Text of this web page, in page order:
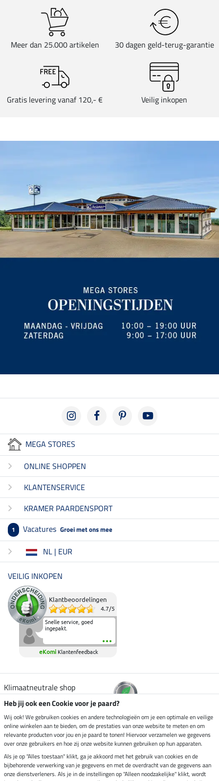
Meer dan 25.000 artikelen 30 dagen geld-terug-garantie
Gratis levering vanaf 120,- € Veilig inkopen
MEGA STORES
ONLINE SHOPPEN
KLANTENSERVICE
KRAMER PAARDENSPORT
1 Vacatures Groei met ons mee
NL | EUR
VEILIG INKOPEN
Klantbeoordelingen
4.7/5
Snelle service, goed
ingepakt.
eKomi Klantenfeedback
Klimaatneutrale shop
Verzending per
Veilig betalen met
Heb jij ook een Cookie voor je paard?
Wij ook! We gebruiken cookies en andere technologieën om je een optimale en veilige
online winkelen aan te bieden, om de prestaties van onze website te meten en om
relevante producten voor jou en je paard te tonen! Hiervoor verzamelen we gegevens
over onze gebruikers en hoe zij onze website kunnen gebruiken op hun apparaten.
Als je op "Alles toestaan" klikt, ga je akkoord met het gebruik van cookies en de
bijbehorende verwerking van je gegevens en met de overdracht van de gegevens aan
onze dienstverleners. Als je in de instellingen op "Alleen noodzakelijke" klikt, wordt